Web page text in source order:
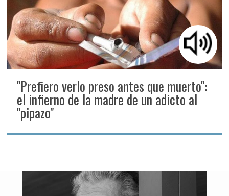
"Prefiero verlo preso antes que muerto":
el infierno de la madre de un adicto al
"pipazo"